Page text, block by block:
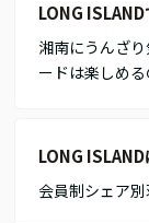
LONG
湘南にうんざ
ードは楽しめ
LONG
会員制シェア